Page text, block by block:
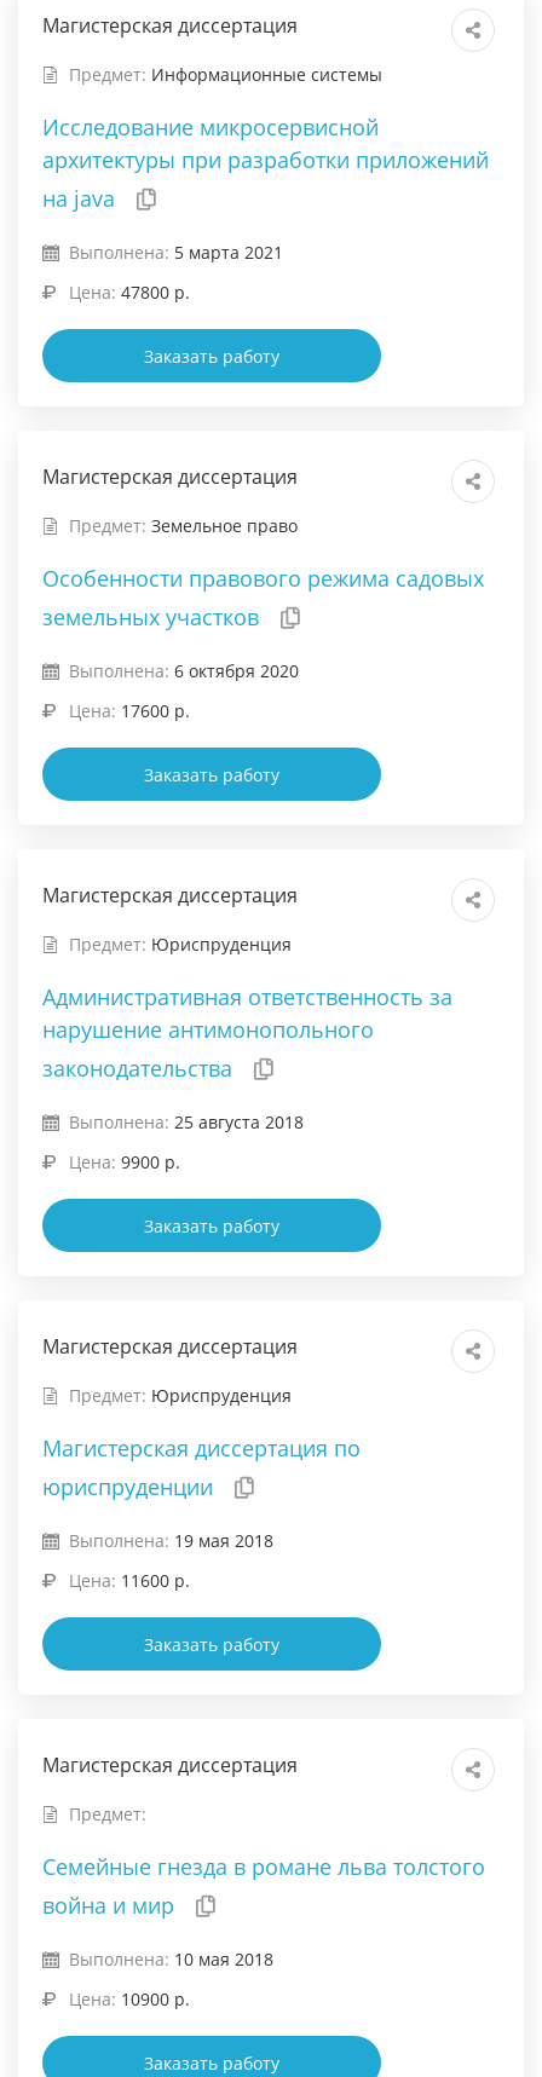
Магистерская диссертация
Предмет: Информационные системы
Исследование микросервисной
архитектуры при разработки приложений
на java
Выполнена: 5 марта 2021
Цена: 47800 р.
Заказать работу
Магистерская диссертация
Предмет: Земельное право
Особенности правового режима садовых
земельных участков
Выполнена: 6 октября 2020
Цена: 17600 р.
Заказать работу
Магистерская диссертация
Предмет: Юриспруденция
Административная ответственность за
нарушение антимонопольного
законодательства
Выполнена: 25 августа 2018
Цена: 9900 р.
Заказать работу
Магистерская диссертация
Предмет: Юриспруденция
Магистерская диссертация по
юриспруденции
Выполнена: 19 мая 2018
Цена: 11600 р.
Заказать работу
Магистерская диссертация
Предмет:
Семейные гнезда в романе льва толстого
война и мир
Выполнена: 10 мая 2018
Цена: 10900 р.
Заказать работу